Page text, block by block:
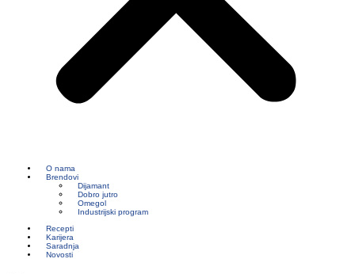
O nama
Brendovi
Dijamant
Dobro jutro
Omegol
Industrijski program
Recepti
Karijera
Saradnja
Novosti